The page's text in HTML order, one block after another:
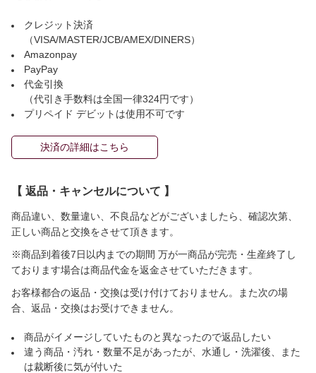
クレジット決済
（VISA/MASTER/JCB/AMEX/DINERS）
Amazonpay
PayPay
代金引換
（代引き手数料は全国一律324円です）
プリペイド デビットは使用不可です
決済の詳細はこちら
【 返品・キャンセルについて 】
商品違い、数量違い、不良品などがございましたら、確認次第、
正しい商品と交換をさせて頂きます。
※商品到着後7日以内までの期間 万が一商品が完売・生産終了し
ております場合は商品代金を返金させていただきます。
お客様都合の返品・交換は受け付けておりません。また次の場
合、返品・交換はお受けできません。
商品がイメージしていたものと異なったので返品したい
違う商品・汚れ・数量不足があったが、水通し・洗濯後、また
は裁断後に気が付いた